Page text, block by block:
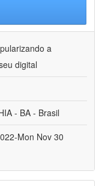
a
digital
- BA - Brasil
Mon Nov 30